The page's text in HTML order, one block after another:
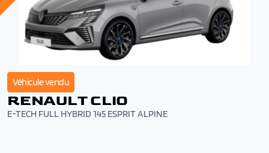
Véhicule vendu
RENAULT CLIO
E-TECH FULL HYBRID 145 ESPRIT ALPINE